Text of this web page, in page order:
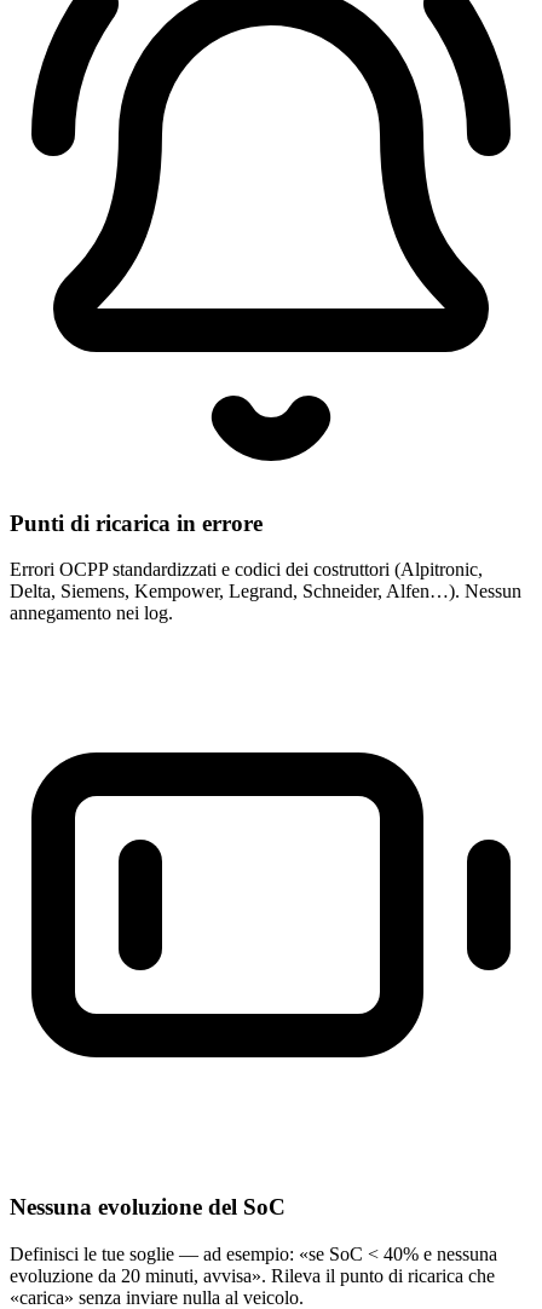
Punti di ricarica in errore
Errori OCPP standardizzati e codici dei costruttori (Alpitronic,
Delta, Siemens, Kempower, Legrand, Schneider, Alfen…). Nessun
annegamento nei log.
Nessuna evoluzione del SoC
Definisci le tue soglie — ad esempio: «se SoC < 40% e nessuna
evoluzione da 20 minuti, avvisa». Rileva il punto di ricarica che
«carica» senza inviare nulla al veicolo.